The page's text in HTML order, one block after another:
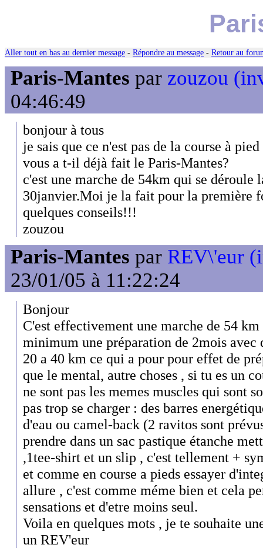
Aller tout en bas au dernier message - Répondre au message - Retour au
Paris-Mantes par zouzou
04:46:49
bonjour à tous
je sais que ce n'est pas de la course à
vous a t-il déjà fait le Paris-Mantes?
c'est une marche de 54km qui se déroule
30janvier.Moi je la fait pour la première
quelques conseils!!!
zouzou
Paris-Mantes par REV\'eur
23/01/05 à 11:22:24
Bonjour
C'est effectivement une marche de 54
minimum une préparation de 2mois avec
20 a 40 km ce qui a pour pour effet de
que le mental, autre choses , si tu es un
ne sont pas les memes muscles qui sont
pas trop se charger : des barres
d'eau ou camel-back (2 ravitos sont
prendre dans un sac pastique étanche
,1tee-shirt et un slip , c'est tellement +
et comme en course a pieds essayer
allure , c'est comme méme bien et cela
sensations et d'etre moins seul.
Voila en quelques mots , je te souhaite
un REV'eur